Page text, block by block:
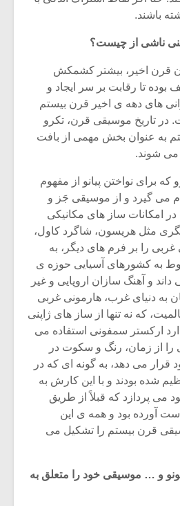
باشند.
ناشی از چیست؟
قرن اخیر، بیشتر کشمکش
بوده تا رقابت بر سر ایجاد و
های دهه ی اخیر قرن بیستم
در تاریخ موسیقی قرن، تکرو
به عنوان بخش مهمی از بافت
می شوند.
برای نواختن پیانو از مفهوم
می گیرد و از موسیقی جَز و
امکانات ساز های مکانیکی
مثل هریسون، شاگرد کاول،
را بر فرم های دیگر، به
به کشورهای آسیایی حوزه ی
داند و آهنگ سازان اروپایی و غیر
به دنیای غرب، هارمونی غربی
که نه تنها از ساز های ژاپنی
ارکستر سمفونی استفاده می
را از زمان، رنگ و سکوت در
قرار می دهد، به گونه ای که در
شده بودند و با این کارش به
می پردازد که قبلاً از طریق
آورده بود و همه ی این
قرن بیستم را تشکیل می
و … موسیقی خود را متعلق به